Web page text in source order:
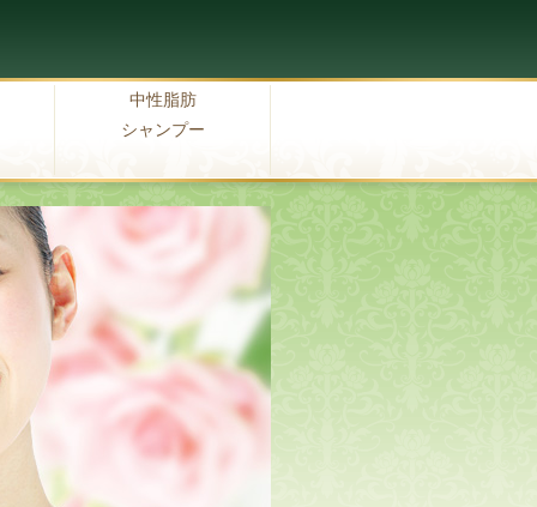
中性脂肪
シャンプー